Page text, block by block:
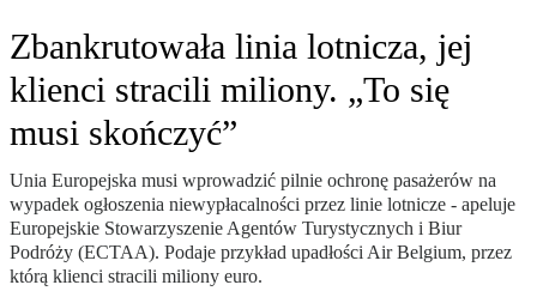
Zbankrutowała linia lotnicza, jej
klienci stracili miliony. „To się
musi skończyć”
Unia Europejska musi wprowadzić pilnie ochronę pasażerów na
wypadek ogłoszenia niewypłacalności przez linie lotnicze - apeluje
Europejskie Stowarzyszenie Agentów Turystycznych i Biur
Podróży (ECTAA). Podaje przykład upadłości Air Belgium, przez
którą klienci stracili miliony euro.